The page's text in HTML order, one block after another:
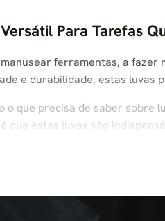
Para Tarefas
ferramentas, a
e durabilidade, estas
o que precisa de saber sobre
que estas luvas são
luvas resistentes a